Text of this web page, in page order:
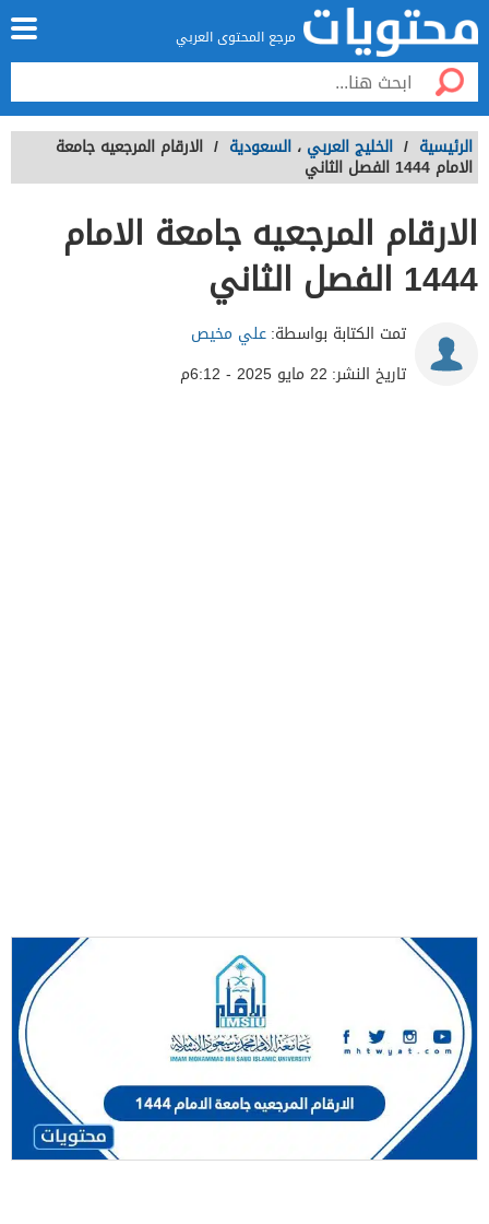
مرجع المحتوى العربي
الرئيسية / الخليج العربي ، السعودية / الارقام المرجعيه جامعة
الامام 1444 الفصل الثاني
الارقام المرجعيه جامعة الامام
1444 الفصل الثاني
تمت الكتابة بواسطة:علي مخيص
تاريخ النشر: 22 مايو 2025 - 6:12م